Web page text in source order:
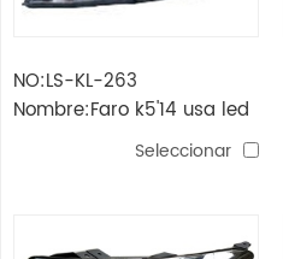
NO:LS-KL-263
Nombre:Faro k5'14 usa led
Seleccionar